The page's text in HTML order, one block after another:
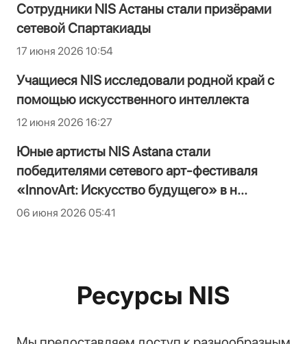
Сотрудники NIS Астаны стали призёрами
сетевой Спартакиады
17 июня 2026 10:54
Учащиеся NIS исследовали родной край с
помощью искусственного интеллекта
12 июня 2026 16:27
Юные артисты NIS Astana стали
победителями сетевого арт-фестиваля
«InnovArt: Искусство будущего» в н...
06 июня 2026 05:41
Ресурсы NIS